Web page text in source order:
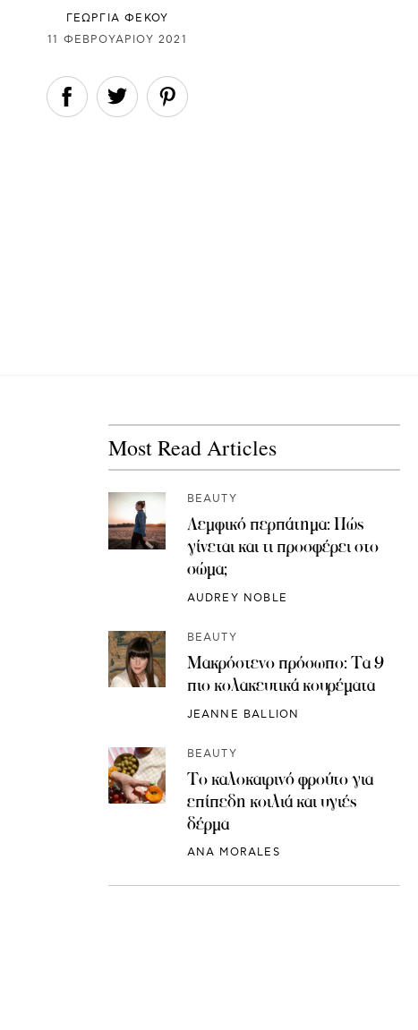
ΓΕΩΡΓΙΑ ΦΕΚΟΥ
11 ΦΕΒΡΟΥΑΡΊΟΥ 2021
Most Read Articles
BEAUTY
Λεμφικό περπάτημα: Πώς
γίνεται και τι προσφέρει στο
σώμα;
AUDREY NOBLE
BEAUTY
Μακρόστενο πρόσωπο: Τα 9
πιο κολακευτικά κουρέματα
JEANNE BALLION
BEAUTY
Το καλοκαιρινό φρούτο για
επίπεδη κοιλιά και υγιές
δέρμα
ANA MORALES